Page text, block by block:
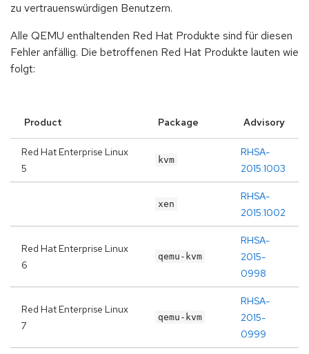
zu vertrauenswürdigen Benutzern.
Alle QEMU enthaltenden Red Hat Produkte sind für diesen
Fehler anfällig. Die betroffenen Red Hat Produkte lauten wie
folgt:
Product Package Advisory
Red Hat Enterprise Linux
5
kvm
RHSA-
2015:1003
xen
RHSA-
2015:1002
Red Hat Enterprise Linux
6
qemu-kvm
RHSA-
2015-
0998
Red Hat Enterprise Linux
7
qemu-kvm
RHSA-
2015-
0999